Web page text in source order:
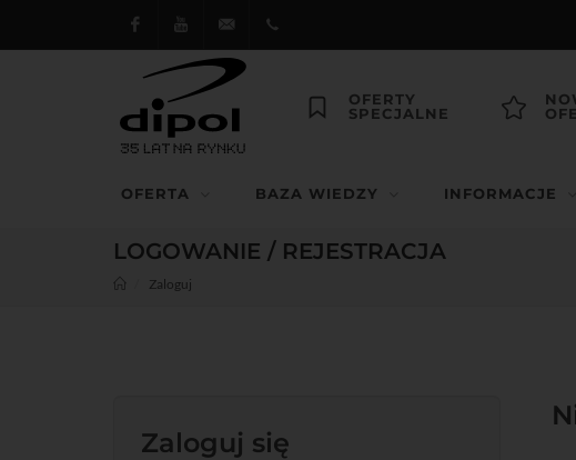
FacebookYoutube dipol@dipol.com.pl
OFERTY
SPECJALNE
OFERTA BAZA WIEDZY INFORMACJE
LOGOWANIE / REJESTRACJA
Zaloguj
Zaloguj się